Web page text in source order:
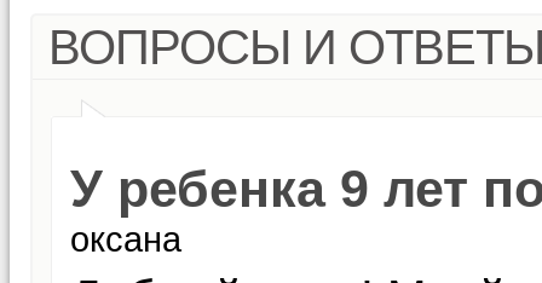
ВОПРОСЫ И
У ребенка 9 лет
оксана